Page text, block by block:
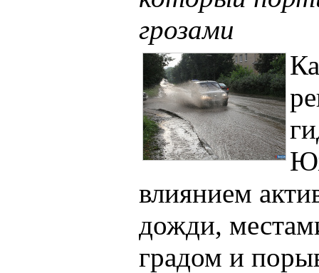
грозами
влиянием
дожди,
градом и